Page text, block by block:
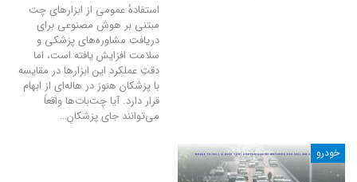
استفادهٔ عمومی از ابزارهای چت
مبتنی بر هوش مصنوعی برای
دریافت مشاوره‌های پزشکی و
سلامت افزایش یافته است، اما
دقتِ عملکرد این ابزارها در مقایسه
با پزشکان هنوز در هاله‌ای از ابهام
قرار دارد. آیا چت‌بات‌ها واقعاً
می‌توانند جای پزشکانِ…
خودرو